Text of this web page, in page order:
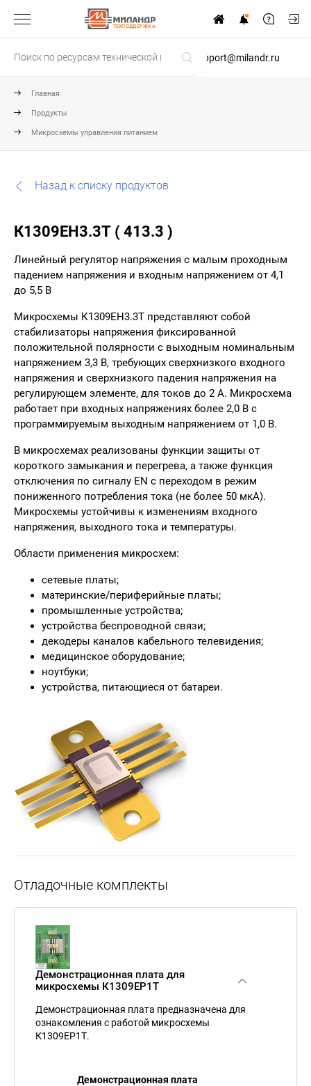
ТЕХПОДДЕРЖКА
support@milandr.ru
Главная
Продукты
Микросхемы управления питанием
Назад к списку продуктов
К1309ЕН3.3Т ( 413.3 )
Линейный регулятор напряжения с малым проходным
падением напряжения и входным напряжением от 4,1
до 5,5 В
Микросхемы К1309ЕН3.3Т представляют собой
стабилизаторы напряжения фиксированной
положительной полярности с выходным номинальным
напряжением 3,3 В, требующих сверхнизкого входного
напряжения и сверхнизкого падения напряжения на
регулирующем элементе, для токов до 2 А. Микросхема
работает при входных напряжениях более 2,0 В с
программируемым выходным напряжением от 1,0 В.
В микросхемах реализованы функции защиты от
короткого замыкания и перегрева, а также функция
отключения по сигналу EN с переходом в режим
пониженного потребления тока (не более 50 мкА).
Микросхемы устойчивы к изменениям входного
напряжения, выходного тока и температуры.
Области применения микросхем:
сетевые платы;
материнские/периферийные платы;
промышленные устройства;
устройства беспроводной связи;
декодеры каналов кабельного телевидения;
медицинское оборудование;
ноутбуки;
устройства, питающиеся от батареи.
Отладочные комплекты
Демонстрационная плата для
микросхемы К1309ЕР1Т
Демонстрационная плата предназначена для
ознакомления с работой микросхемы
К1309ЕР1Т.
Демонстрационная плата